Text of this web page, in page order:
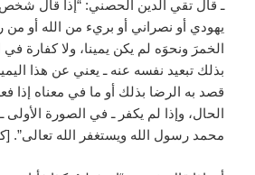
ـ قال تقي الدين الحصني: “إذا قال
يهودي أو نصراني أو بريء من الله أو
الخمرَ ونحوَه لم يكن يمينا، ولا كفارة
بذلك تبعيد نفسه عنه ـ يعني عن هذا
قصد به الرضا بذلك أو ما في معناه إذا
الحال، وإذا لم يكفر ـ في الصورة الأولى ـ
محمد رسول الله ويستغفر الله تعالى”. [كفاية